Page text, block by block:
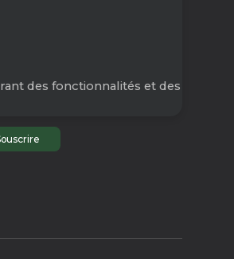
des fonctionnalités et des